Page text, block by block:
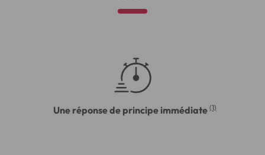
Une réponse de principe immédiate (1)